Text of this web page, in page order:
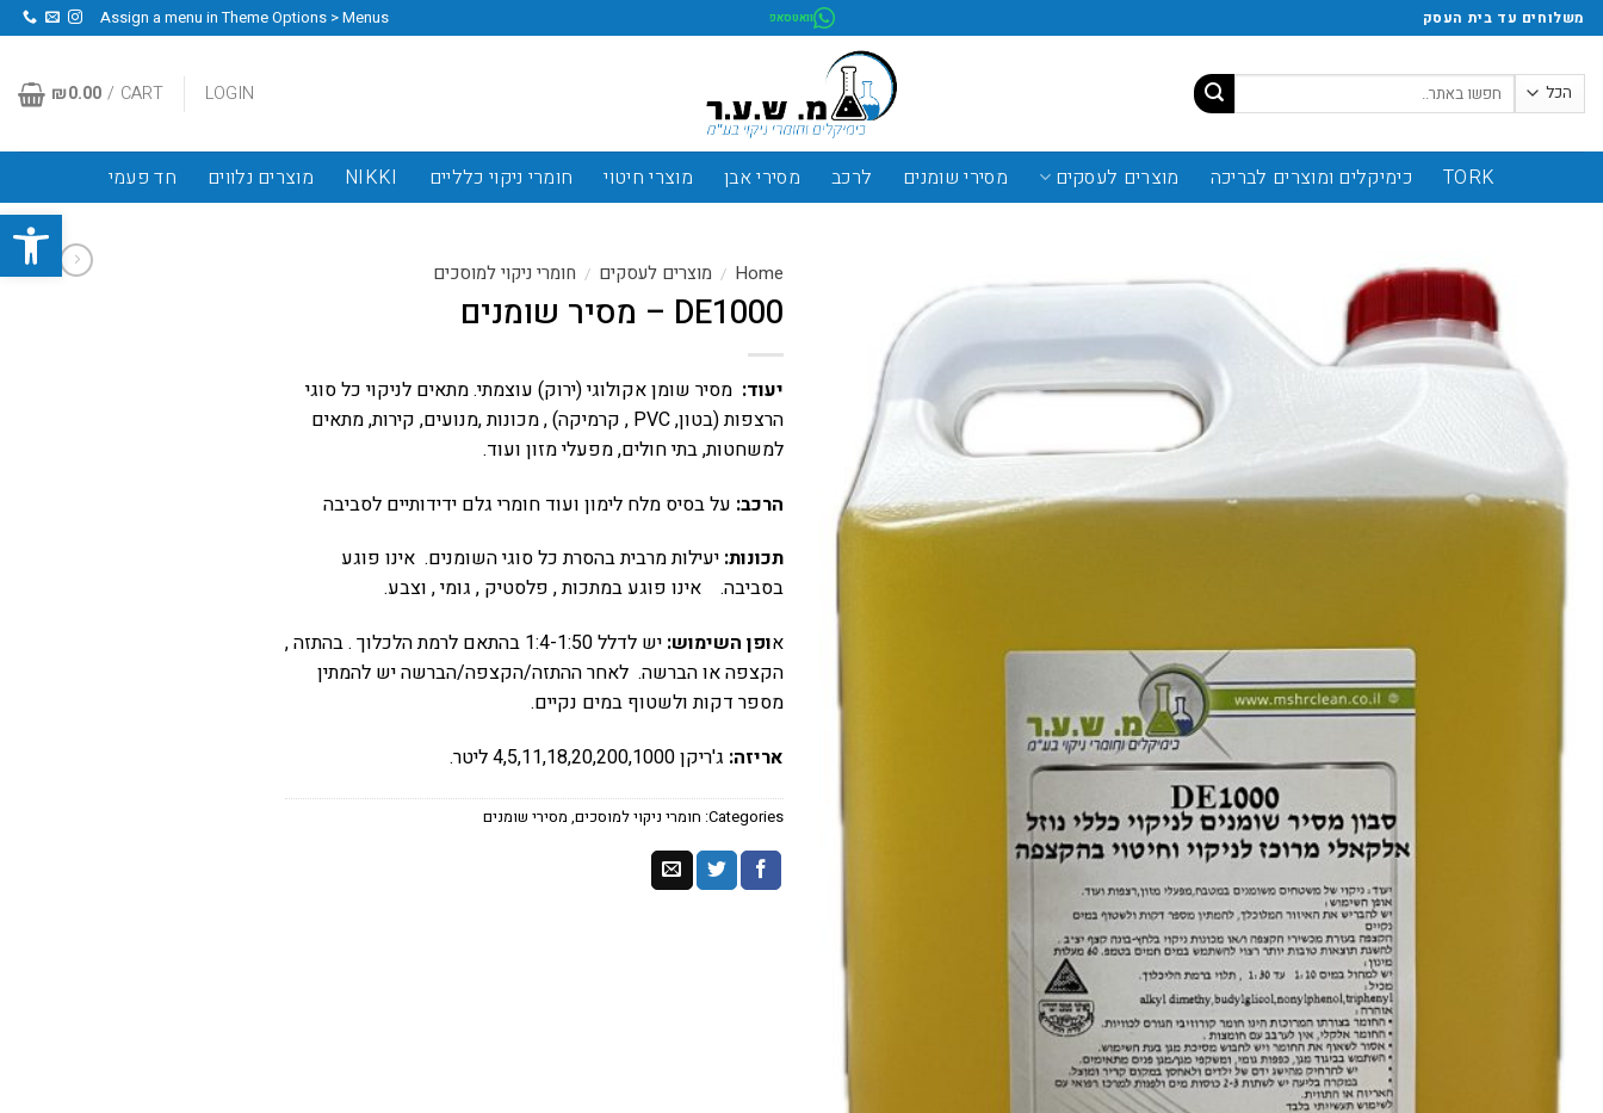
פתח
משלוחים עד בית העסק וואטסאפ Assign a menu in Theme Options > Menus
LOGIN
CART /
₪0.00
TORK כימיקלים ומוצרים לבריכה מוצרים לעסקים מסירי שומנים לרכב מסירי אבן מוצרי חיטוי חומרי ניקוי כלליים NIKKI מוצרים נלווים חד פעמי
Home
/ מוצרים לעסקים / חומרי ניקוי למוסכים
DE1000 – מסיר שומנים
יעוד: מסיר שומן אקולוגי (ירוק) עוצמתי. מתאים לניקוי כל סוגי
הרצפות (בטון,PVC , קרמיקה) , מכונות ,מנועים, קירות, מתאים
למשחטות, בתי חולים, מפעלי מזון ועוד.
הרכב: על בסיס מלח לימון ועוד חומרי גלם ידידותיים לסביבה
תכונות: יעילות מרבית בהסרת כל סוגי השומנים. אינו פוגע
בסביבה. אינו פוגע במתכות , פלסטיק , גומי , וצבע.
אופן השימוש:
יש לדלל 1:4-1:50 בהתאם לרמת הלכלוך . בהתזה ,
הקצפה או הברשה. לאחר ההתזה/הקצפה/הברשה יש להמתין
מספר דקות ולשטוף במים נקיים.
אריזה: ג'ריקן 4,5,11,18,20,200,1000 ליטר.
Categories: חומרי ניקוי למוסכים, מסירי שומנים